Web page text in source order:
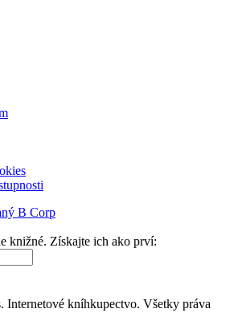
B Corp
knižné. Získajte ich ako prví:
kníhkupectvo. Všetky práva